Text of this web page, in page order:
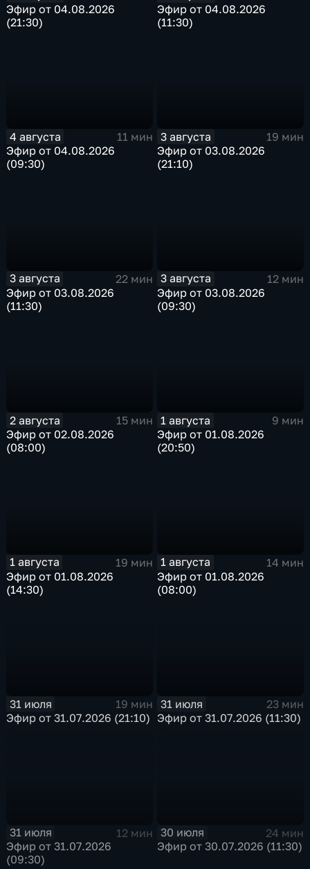
Эфир от 04.08.2026
(21:30)
Эфир от 04.08.2026
(11:30)
4 августа
11 мин
Эфир от 04.08.2026
(09:30)
3 августа
19 мин
Эфир от 03.08.2026
(21:10)
3 августа
22 мин
Эфир от 03.08.2026
(11:30)
3 августа
12 мин
Эфир от 03.08.2026
(09:30)
2 августа
15 мин
Эфир от 02.08.2026
(08:00)
1 августа
9 мин
Эфир от 01.08.2026
(20:50)
1 августа
19 мин
Эфир от 01.08.2026
(14:30)
1 августа
14 мин
Эфир от 01.08.2026
(08:00)
31 июля
19 мин
Эфир от 31.07.2026 (21:10)
31 июля
23 мин
Эфир от 31.07.2026 (11:30)
31 июля
12 мин
Эфир от 31.07.2026
(09:30)
30 июля
24 мин
Эфир от 30.07.2026 (11:30)